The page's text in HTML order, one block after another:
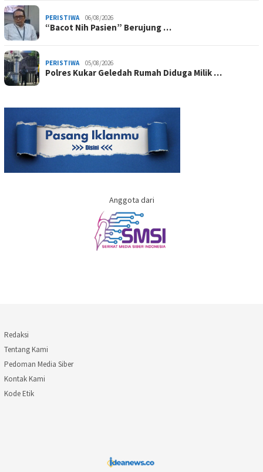
PERISTIWA 06/08/2026
“Bacot Nih Pasien” Berujung …
PERISTIWA 05/08/2026
Polres Kukar Geledah Rumah Diduga Milik …
Anggota dari
Redaksi
Tentang Kami
Pedoman Media Siber
Kontak Kami
Kode Etik